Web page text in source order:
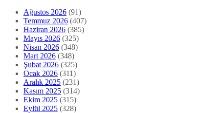
Ağustos 2026 (91)
Temmuz 2026 (407)
Haziran 2026 (385)
Mayıs 2026 (325)
Nisan 2026 (348)
Mart 2026 (348)
Şubat 2026 (325)
Ocak 2026 (311)
Aralık 2025 (231)
Kasım 2025 (314)
Ekim 2025 (315)
Eylül 2025 (328)